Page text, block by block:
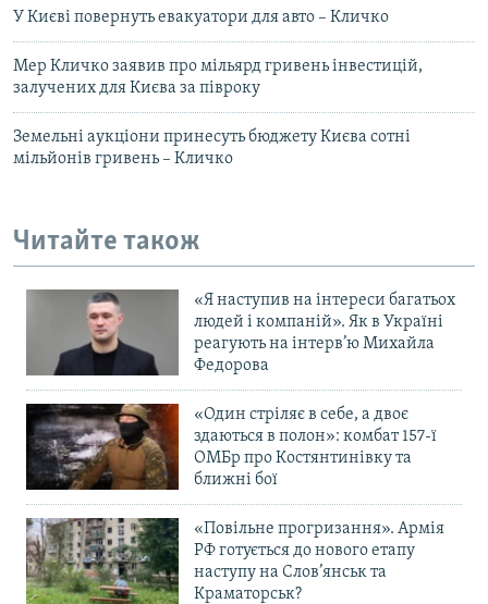
У Києві повернуть евакуатори для авто – Кличко
Мер Кличко заявив про мільярд гривень інвестицій,
залучених для Києва за півроку
Земельні аукціони принесуть бюджету Києва сотні
мільйонів гривень – Кличко
Читайте також
«Я наступив на інтереси багатьох
людей і компаній». Як в Україні
реагують на інтерв’ю Михайла
Федорова
«Один стріляє в себе, а двоє
здаються в полон»: комбат 157-ї
ОМБр про Костянтинівку та
ближні бої
«Повільне прогризання». Армія
РФ готується до нового етапу
наступу на Слов’янськ та
Краматорськ?